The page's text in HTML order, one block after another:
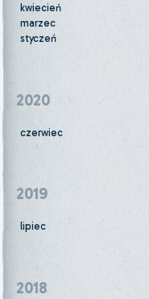
kwiecień
marzec
styczeń
2020
czerwiec
2019
lipiec
2018